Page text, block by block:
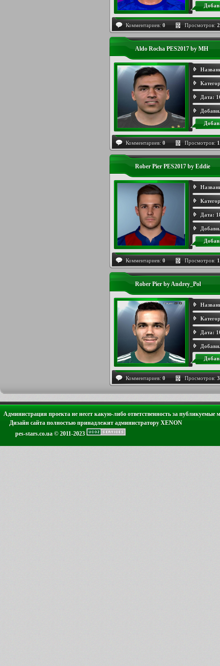
Комментариев: 0 Просмотров:
Aldo Rocha PES2017 by MH
Дата:
Комментариев: 0 Просмотров:
Rober Pier PES2017 by Eddie
Дата:
Комментариев: 0 Просмотров:
Rober Pier by Andrey_Pol
Дата:
Комментариев: 0 Просмотров:
Администрация проекта не несет какую-либо ответственность за публикуемые
Дизайн сайта полностью принадлежит администратору XENON
pes-stars.co.ua © 2011-2023